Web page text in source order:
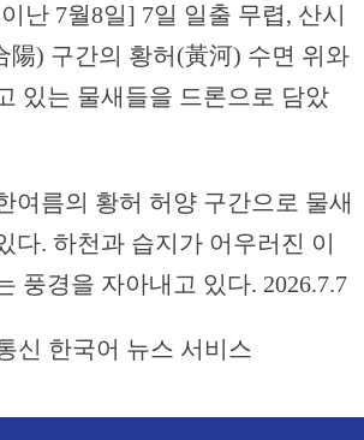
난 7월8일] 7일 일출 무렵, 산시
陽) 구간의 황허(黃河) 수면 위와
있는 물새들을 드론으로 담았
여름의 황허 허양 구간으로 물새
다. 하천과 습지가 어우러진 이
풍경을 자아내고 있다. 2026.7.7
신 한국어 뉴스 서비스